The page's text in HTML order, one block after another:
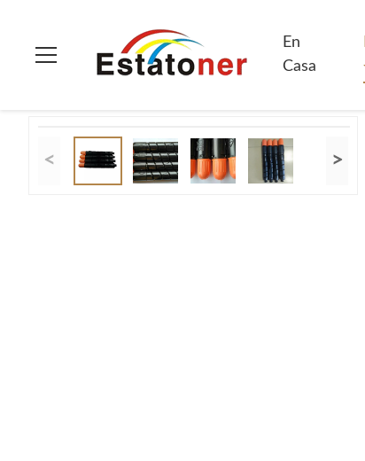
En
Casa
Productos >
< >